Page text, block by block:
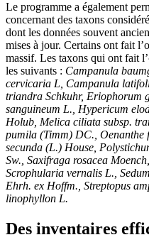
Le programme a également
concernant des taxons
dont les données souvent
mises à jour. Certains ont fait
massif. Les taxons qui ont fait
les suivants : Campanula
cervicaria L, Campanula
triandra Schkuhr, Eriophorum
sanguineum L., Hypericum
Holub, Melica ciliata subsp.
pumila (Timm) DC.,
secunda (L.) House,
Sw., Saxifraga rosacea
Scrophularia vernalis L.,
Ehrh. ex Hoffm., Streptopus
linophyllon L.
Des inventaires